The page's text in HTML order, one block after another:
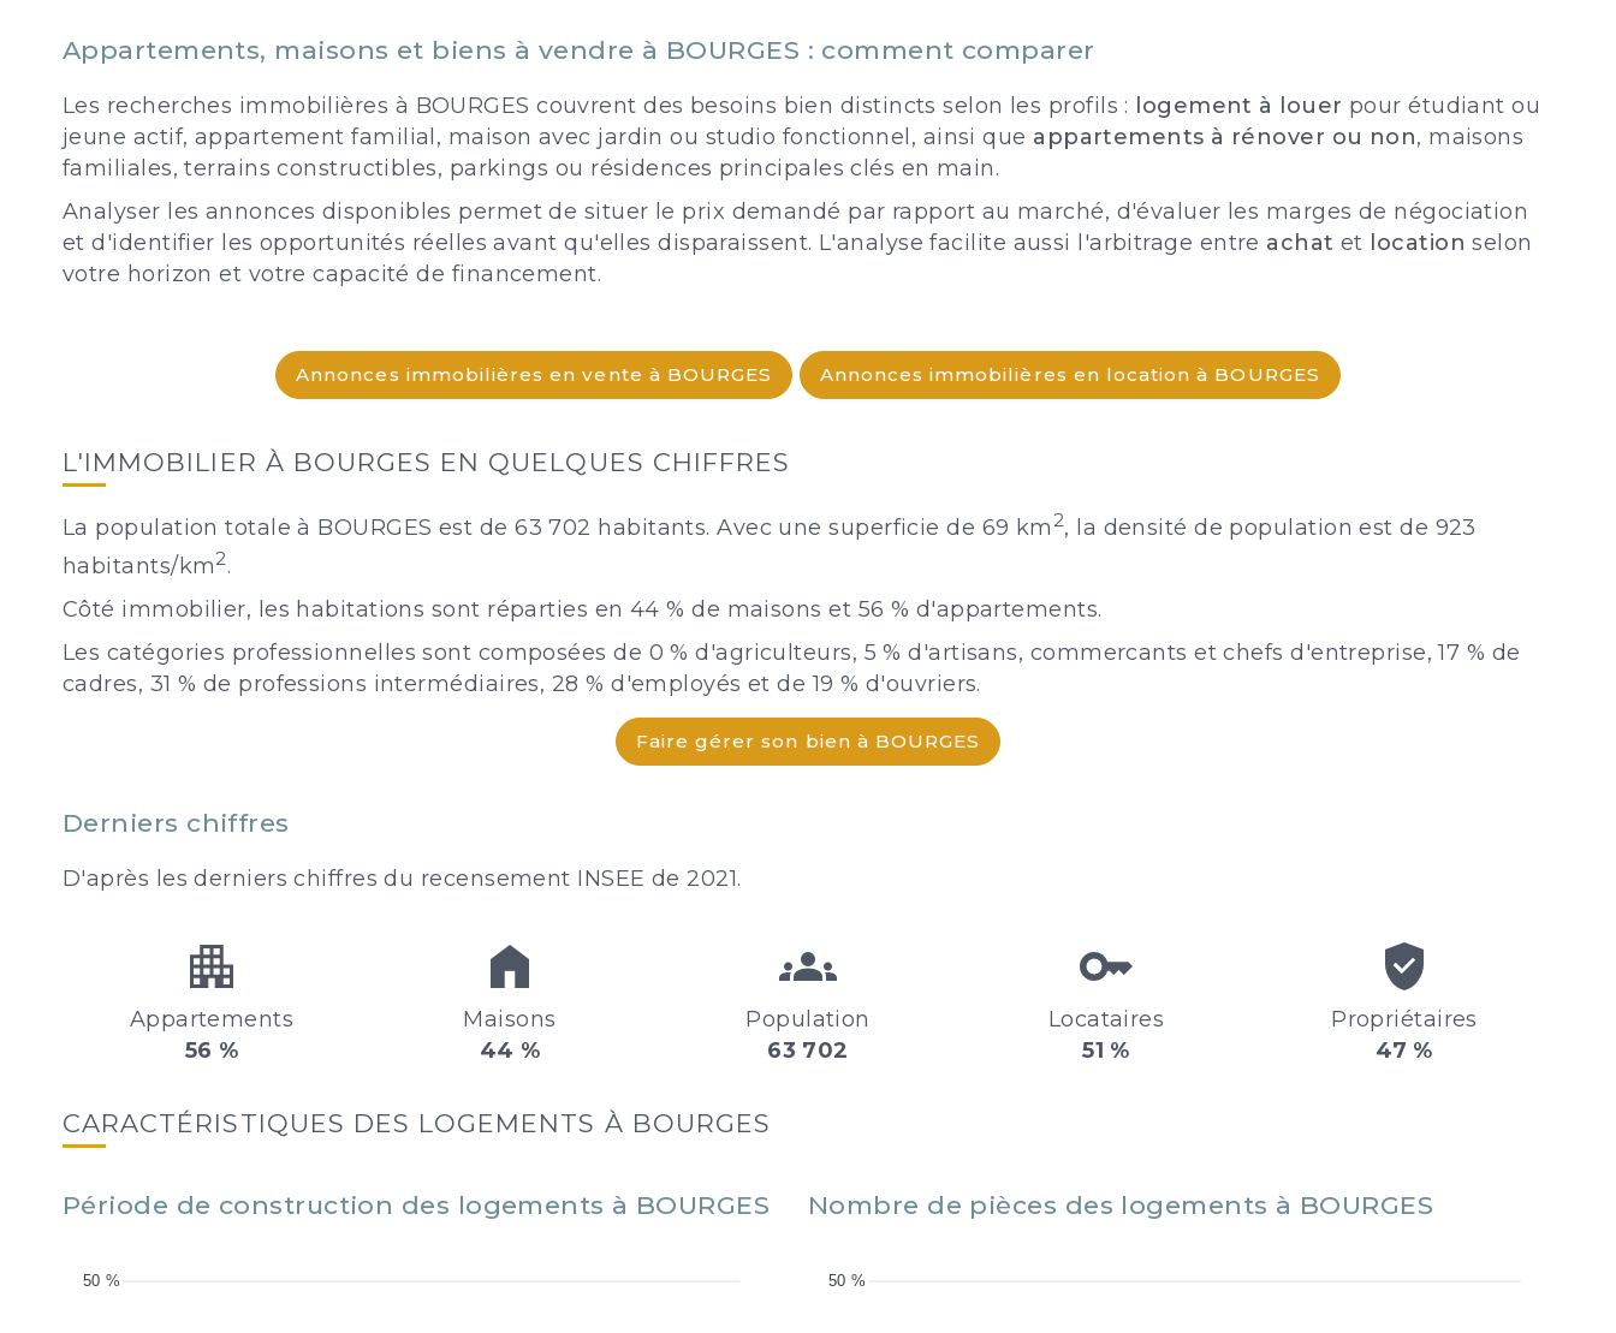
Appartements, maisons et biens à vendre à BOURGES : comment comparer
Les recherches immobilières à BOURGES couvrent des besoins bien distincts selon les profils : logement à louer pour étudiant ou
jeune actif, appartement familial, maison avec jardin ou studio fonctionnel, ainsi que appartements à rénover ou non, maisons
familiales, terrains constructibles, parkings ou résidences principales clés en main.
Analyser les annonces disponibles permet de situer le prix demandé par rapport au marché, d'évaluer les marges de négociation
et d'identifier les opportunités réelles avant qu'elles disparaissent. L'analyse facilite aussi l'arbitrage entre achat et location selon
votre horizon et votre capacité de financement.
Annonces immobilières en vente à BOURGES Annonces immobilières en location à BOURGES
L'IMMOBILIER À BOURGES EN QUELQUES CHIFFRES
La population totale à BOURGES est de 63 702 habitants. Avec une superficie de 69 km2, la densité de population est de 923
habitants/km2.
Côté immobilier, les habitations sont réparties en 44 % de maisons et 56 % d'appartements.
Les catégories professionnelles sont composées de 0 % d'agriculteurs, 5 % d'artisans, commercants et chefs d'entreprise, 17 % de
cadres, 31 % de professions intermédiaires, 28 % d'employés et de 19 % d'ouvriers.
Faire gérer son bien à BOURGES
Derniers chiffres
D'après les derniers chiffres du recensement INSEE de 2021.
Appartements
56 %
Maisons
44 %
Population
63 702
Locataires
51 %
Propriétaires
47 %
CARACTÉRISTIQUES DES LOGEMENTS À BOURGES
Période de construction des logements à BOURGES
50 %
Nombre de pièces des logements à BOURGES
50 %